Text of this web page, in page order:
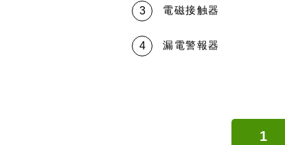
電磁接触器
漏電警報器
1